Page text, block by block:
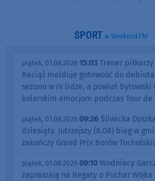
SPORT w Weekend FM
piątek, 07.08.2026 15:03 Trener piłkarzy
Raciąż melduje gotowość do
sezonu w IV lidze, a powiat bytowski
kolarskim emocjom podczas Tour de
piątek, 07.08.2026 09:26 Śliwicka
dziesiąty. Jutrzejszy (8.08) bieg w
zakończy Grand Prix Borów
piątek, 07.08.2026 09:10 Wodniacy
zapraszają na Regaty o Puchar Wójta